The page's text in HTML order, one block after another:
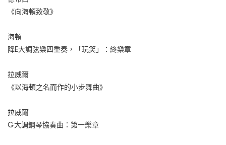
《向海頓致敬》
海頓
降E大調弦樂四重奏，「玩笑」：終樂章
拉威爾
《以海頓之名而作的小步舞曲》
拉威爾
G大調鋼琴協奏曲：第一樂章